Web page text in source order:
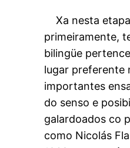
Xa nesta
primeiramente,
bilingüe
lugar preferente
importantes
do senso e
galardoados co
como Nicolás